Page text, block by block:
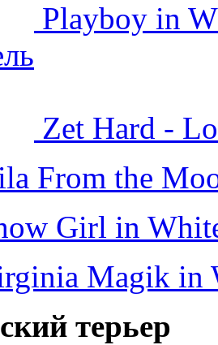
Playboy in
Zet Hard -
From the
Girl in
Magik in
терьер